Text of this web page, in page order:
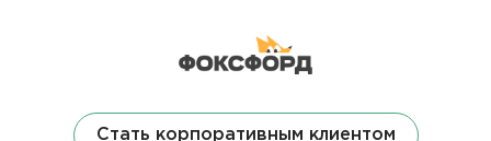
Стать корпоративным клиентом